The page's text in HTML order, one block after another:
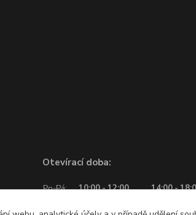
Otevírací doba:
Po-Pá: 10:00 - 12:00
14:00 -